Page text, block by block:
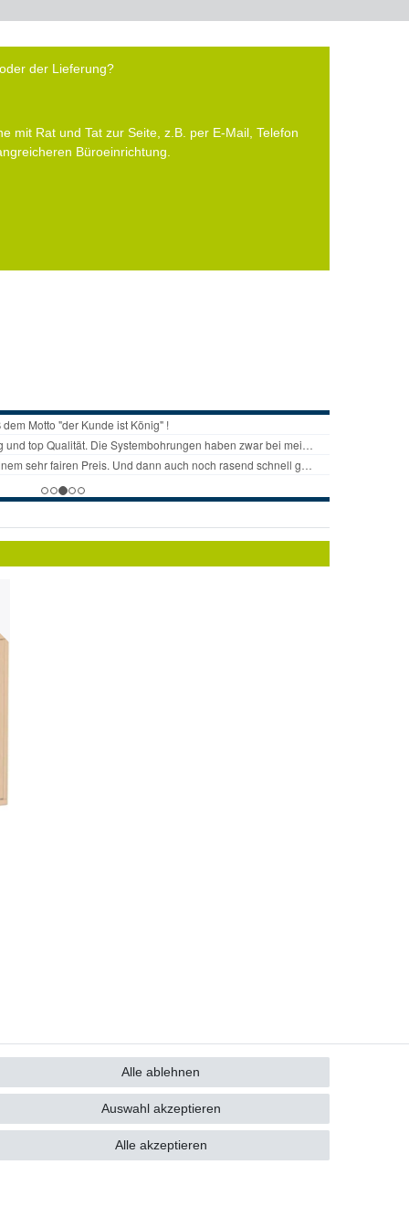
der Lieferung?
mit Rat und Tat zur Seite, z.B. per E-Mail, Telefon
Büroeinrichtung.
Alle akzeptieren
Alle ablehnen
Auswahl akzeptieren